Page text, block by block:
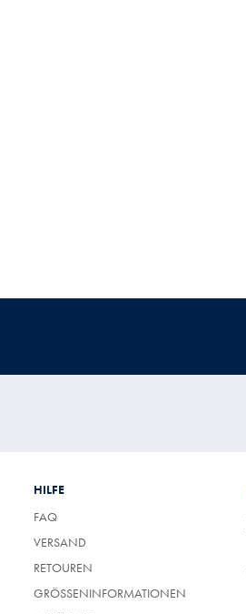
HILFE
FAQ
VERSAND
RETOUREN
GRÖSSENINFORMATIONEN